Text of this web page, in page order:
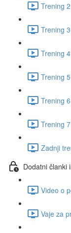
Trening
Trening
Trening
Trening
Trening
Trening
Zadnji
Dodatni članki
Video o
Vaje za